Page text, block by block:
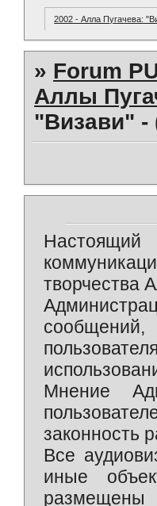
2002 - Алла Пугачева:
» Forum
Аллы
"Визави"
творчества
Мнение
законность
Все
иные
размещены